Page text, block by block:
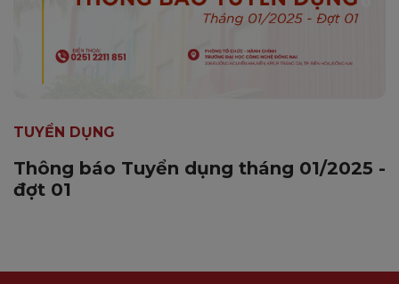
TUYỂN DỤNG
Thông báo Tuyển dụng tháng 01/2025 -
đợt 01